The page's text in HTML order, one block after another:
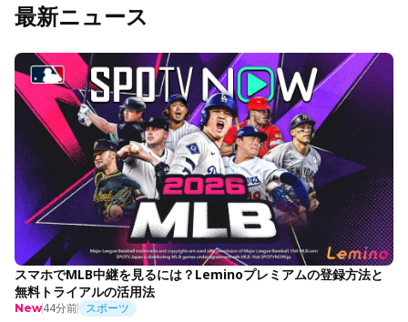
最新ニュース
スマホでMLB中継を見るには？Leminoプレミアムの登録方法と
無料トライアルの活用法
New44分前 スポーツ